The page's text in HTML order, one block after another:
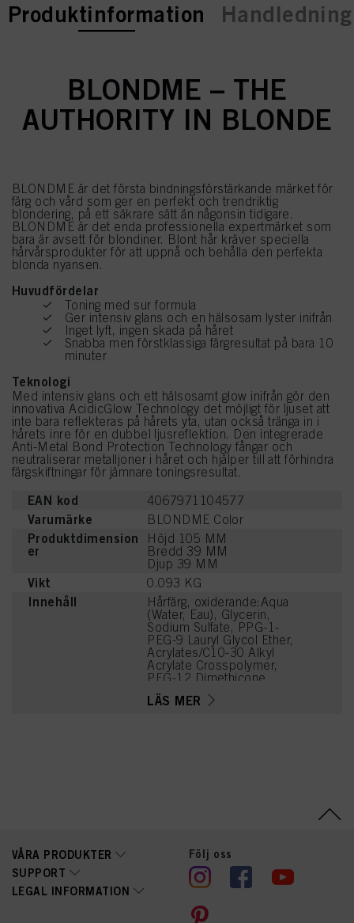
current tab:
Produktinformation
BLONDME – THE
AUTHORITY IN BLONDE
BLONDME är det första bindningsförstärkande märket för
färg och vård som ger en perfekt och trendriktig
blondering, på ett säkrare sätt än någonsin tidigare.
BLONDME är det enda professionella expertmärket som
bara är avsett för blondiner. Blont hår kräver speciella
hårvårsprodukter för att uppnå och behålla den perfekta
blonda nyansen.
Huvudfördelar
Toning med sur formula
Ger intensiv glans och en hälsosam lyster inifrån
Inget lyft, ingen skada på håret
Snabba men förstklassiga färgresultat på bara 10
minuter
Teknologi
Med intensiv glans och ett hälsosamt glow inifrån gör den
innovativa AcidicGlow Technology det möjligt för ljuset att
inte bara reflekteras på hårets yta, utan också tränga in i
hårets inre för en dubbel ljusreflektion. Den integrerade
Anti-Metal Bond Protection Technology fångar och
neutraliserar metalljoner i håret och hjälper till att förhindra
färgskiftningar för jämnare toningsresultat.
EAN kod 4067971104577
Varumärke BLONDME Color
Produktdimension
er
Höjd 105 MM
Bredd 39 MM
Djup 39 MM
Vikt 0.093 KG
Innehåll
Hårfärg, oxiderande:Aqua
(Water, Eau), Glycerin,
Sodium Sulfate, PPG-1-
PEG-9 Lauryl Glycol Ether,
Acrylates/C10-30 Alkyl
Acrylate Crosspolymer,
PEG-12 Dimethicone,
Phenoxyethanol,
Potassium Hydroxide,
nes, Toluene-2,5-Diamine
Sulfate, 2-
Methylresorcinol,
Geraniol, Sodium
Hyaluronate, 2-Amino-3-
Hydroxypyridine
LÄS MER
VÅRA PRODUKTER
SUPPORT
LEGAL INFORMATION
Följ oss